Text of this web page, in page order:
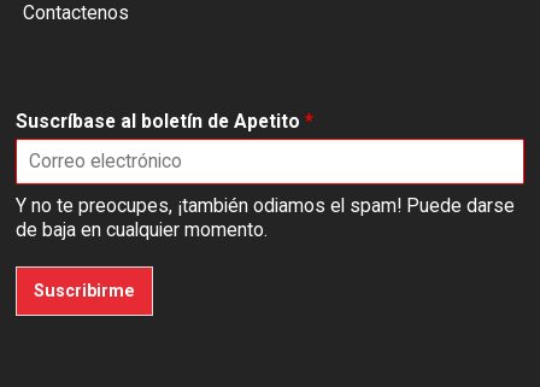
Contactenos
Suscríbase al boletín de Apetito *
Y no te preocupes, ¡también odiamos el spam! Puede darse
de baja en cualquier momento.
Suscribirme